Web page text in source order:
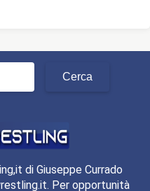
di Giuseppe Currado
Per opportunità